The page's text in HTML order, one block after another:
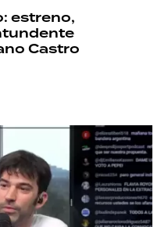
estreno,
Castro